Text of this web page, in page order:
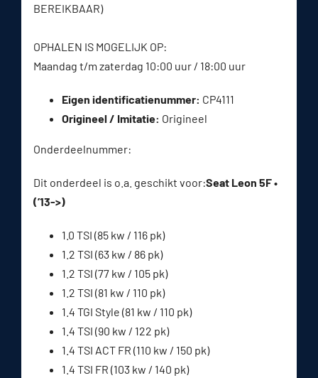
BEREIKBAAR)
OPHALEN IS MOGELIJK OP:
Maandag t/m zaterdag 10:00 uur / 18:00 uur
Eigen identificatienummer: CP4111
Origineel / Imitatie: Origineel
Onderdeelnummer:
Dit onderdeel is o.a. geschikt voor:Seat Leon 5F •
(’13->)
1.0 TSI (85 kw / 116 pk)
1.2 TSI (63 kw / 86 pk)
1.2 TSI (77 kw / 105 pk)
1.2 TSI (81 kw / 110 pk)
1.4 TGI Style (81 kw / 110 pk)
1.4 TSI (90 kw / 122 pk)
1.4 TSI ACT FR (110 kw / 150 pk)
1.4 TSI FR (103 kw / 140 pk)